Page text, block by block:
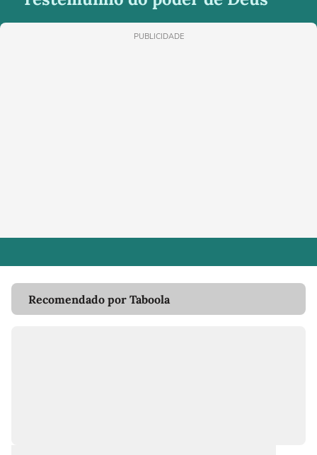
PUBLICIDADE
Recomendado por Taboola